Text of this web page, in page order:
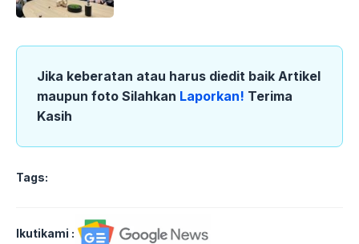
Jika keberatan atau harus diedit baik Artikel
maupun foto Silahkan Laporkan! Terima
Kasih
Tags:
Ikutikami :